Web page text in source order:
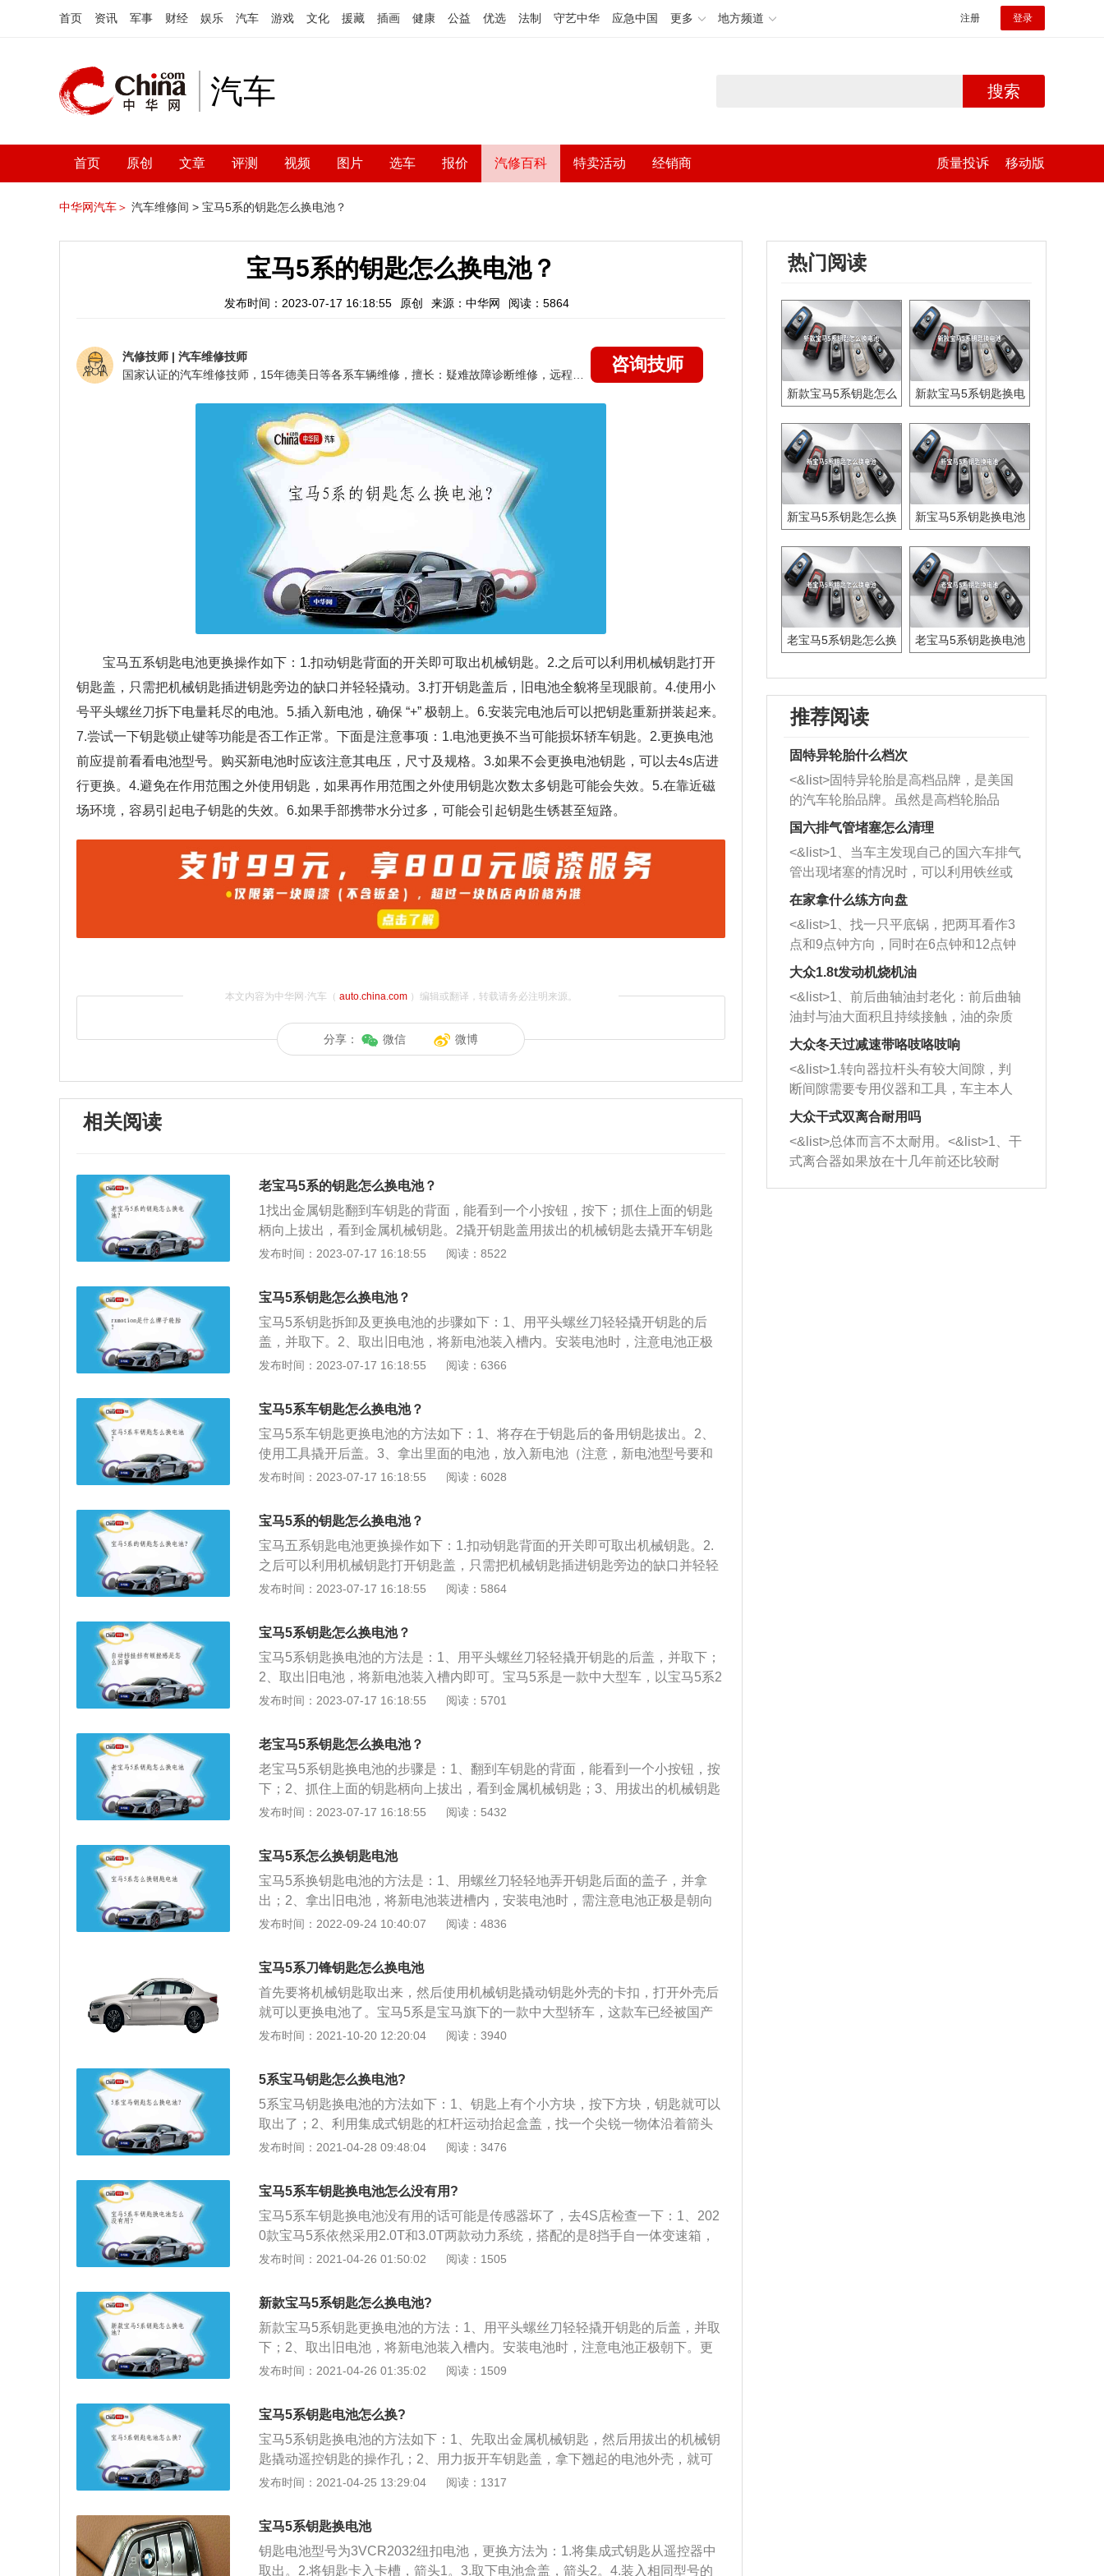
首页 资讯 军事 财经 娱乐 汽车 游戏 文化 援藏 插画 健康 公益 优选 法制 守艺中华 应急中国 更多 地方频道 注册 登录
汽车 搜索
首页 原创 文章 评测 视频 图片 选车 报价 汽修百科 特卖活动 经销商 质量投诉 移动版
中华网汽车＞ 汽车维修间 > 宝马5系的钥匙怎么换电池？
宝马5系的钥匙怎么换电池？
发布时间：2023-07-17 16:18:55 原创 来源：中华网 阅读：5864
汽修技师 | 汽车维修技师
咨询技师
宝马五系钥匙电池更换操作如下：1.扣动钥匙背面的开关即可取出机械钥匙。2.之后可以利用机械钥匙打开
钥匙盖，只需把机械钥匙插进钥匙旁边的缺口并轻轻撬动。3.打开钥匙盖后，旧电池全貌将呈现眼前。4.使用小
号平头螺丝刀拆下电量耗尽的电池。5.插入新电池，确保 “+” 极朝上。6.安装完电池后可以把钥匙重新拼装起来。
7.尝试一下钥匙锁止键等功能是否工作正常。下面是注意事项：1.电池更换不当可能损坏轿车钥匙。2.更换电池
前应提前看看电池型号。购买新电池时应该注意其电压，尺寸及规格。3.如果不会更换电池钥匙，可以去4s店进
行更换。4.避免在作用范围之外使用钥匙，如果再作用范围之外使用钥匙次数太多钥匙可能会失效。5.在靠近磁
场环境，容易引起电子钥匙的失效。6.如果手部携带水分过多，可能会引起钥匙生锈甚至短路。
本文内容为中华网·汽车（ auto.china.com）编辑或翻译，转载请务必注明来源。
分享： 微信 微博
相关阅读
老宝马5系的钥匙怎么换电池？
1找出金属钥匙翻到车钥匙的背面，能看到一个小按钮，按下；抓住上面的钥匙
柄向上拔出，看到金属机械钥匙。2撬开钥匙盖用拔出的机械钥匙去撬开车钥匙
盖，出现缝后，稍微用力就能扳开。3完成更换取下旧电池，换上新电池；将车
发布时间：2023-07-17 16:18:55 阅读：8522
宝马5系钥匙怎么换电池？
宝马5系钥匙拆卸及更换电池的步骤如下：1、用平头螺丝刀轻轻撬开钥匙的后
盖，并取下。2、取出旧电池，将新电池装入槽内。安装电池时，注意电池正极
朝下。更换电池。3、安装钥匙后盖。安装完毕后，确认钥匙各按钮是否能够正
可能无法正常工作。经常将智能车钥匙和手机放在一起不可避免会导致智能车钥
匙出现失灵现象，因为智能钥匙中的芯片有时会受到手机频率的干扰，可能导致
钥匙的遥控功能暂时失灵。
发布时间：2023-07-17 16:18:55 阅读：6366
宝马5系车钥匙怎么换电池？
宝马5系车钥匙更换电池的方法如下：1、将存在于钥匙后的备用钥匙拔出。2、
使用工具撬开后盖。3、拿出里面的电池，放入新电池（注意，新电池型号要和
旧电池一致）。4、盖上后盖，装回备用钥匙。车钥匙使用注意事项如下：1、由
作。经常将智能车钥匙和手机放在一起不可避免会导致智能车钥匙出现失灵现
象，因为智能钥匙中的芯片有时会受到手机频率的干扰，可能导致钥匙的遥控功
能暂时失灵。2、智能车钥匙的电池寿命大约在1年左右。由于车钥匙使用的频率
不同，电池的消耗量也就不同;不同距离使用车钥匙，耗费的电量会有所不同。
3、钥匙是金属制品，智能钥匙与金属物品相接触或者被金属物品所覆盖有可能
发布时间：2023-07-17 16:18:55 阅读：6028
宝马5系的钥匙怎么换电池？
宝马五系钥匙电池更换操作如下：1.扣动钥匙背面的开关即可取出机械钥匙。2.
之后可以利用机械钥匙打开钥匙盖，只需把机械钥匙插进钥匙旁边的缺口并轻轻
撬动。3.打开钥匙盖后，旧电池全貌将呈现眼前。4.使用小号平头螺丝刀拆下电
拼装起来。7.尝试一下钥匙锁止键等功能是否工作正常。下面是注意事项：1.电
池更换不当可能损坏轿车钥匙。2.更换电池前应提前看看电池型号。购买新电池
时应该注意其电压，尺寸及规格。3.如果不会更换电池钥匙，可以去4s店进行更
换。4.避免在作用范围之外使用钥匙，如果再作用范围之外使用钥匙次数太多钥
匙可能会失效。5.在靠近磁场环境，容易引起电子钥匙的失效。6.如果手部携带
发布时间：2023-07-17 16:18:55 阅读：5864
宝马5系钥匙怎么换电池？
宝马5系钥匙换电池的方法是：1、用平头螺丝刀轻轻撬开钥匙的后盖，并取下；
2、取出旧电池，将新电池装入槽内即可。宝马5系是一款中大型车，以宝马5系2
021款525Li豪华套装为例，其车身尺寸是：长5106毫米、宽1868毫米、高1500
列4缸发动机，最大马力是184匹，与其匹配的是8挡手自一体变速箱。
发布时间：2023-07-17 16:18:55 阅读：5701
老宝马5系钥匙怎么换电池？
老宝马5系钥匙换电池的步骤是：1、翻到车钥匙的背面，能看到一个小按钮，按
下；2、抓住上面的钥匙柄向上拔出，看到金属机械钥匙；3、用拔出的机械钥匙
去撬开车钥匙盖，出现缝后，稍微用力就能扳开；4、取下旧电池，换上新电
涡轮增压发动机，匹配8挡手自一体变速箱，最大功率为135KW，最大扭矩为29
发布时间：2023-07-17 16:18:55 阅读：5432
宝马5系怎么换钥匙电池
宝马5系换钥匙电池的方法是：1、用螺丝刀轻轻地弄开钥匙后面的盖子，并拿
出；2、拿出旧电池，将新电池装进槽内，安装电池时，需注意电池正极是朝向
下面的，换电池；3、安装钥匙以后盖上后盖。宝马钥匙大体上分成五款，G底盘
准备好的新电池换掉就可以。F底盘和I底盘钥匙，先按一下侧边的按键，拔出来
机械钥匙，插进后盖的凹形槽中，后盖弹出把准备好的新电池换掉就可以。E底
盘钥匙不用换电池，只需将它放进开启插曹后会自行充电。对于宝马的液晶钥
匙，不用拆下来换，它能经过匹配的充电线，或是车载手扶箱里面的无线充电模
式来进行充电。
发布时间：2022-09-24 10:40:07 阅读：4836
宝马5系刀锋钥匙怎么换电池
首先要将机械钥匙取出来，然后使用机械钥匙撬动钥匙外壳的卡扣，打开外壳后
就可以更换电池了。宝马5系是宝马旗下的一款中大型轿车，这款车已经被国产
了，国产版车型都是长轴距版车型。国产版宝马5系的轴距为3105毫米，长宽高
是低功率版2.0升涡轮增压发动机，另一款是高功率版2.0升涡轮增压发动机。低
功率版2.0升涡轮增压发动机最大功率为135kw，最大功率转速为5000到6500转
每分钟，最大扭矩为290牛米，最大扭矩转速为1350到4250转每分钟。这款发动
机搭载了缸内直喷技术，并且使用了铝合金缸盖缸体。与这款发动机匹配的是8at
变速箱。高功率版2.0升涡轮增压发动机最大功率为185kw，最大功率转速为520
钟。这款发动机搭载了缸内直喷技术，并且使用了铝合金缸盖缸体。与这款发动
机匹配的是8at变速箱。使用8at变速箱可以提高汽车的换挡平顺性和燃油经济
性。
发布时间：2021-10-20 12:20:04 阅读：3940
5系宝马钥匙怎么换电池?
5系宝马钥匙换电池的方法如下：1、钥匙上有个小方块，按下方块，钥匙就可以
取出了；2、利用集成式钥匙的杠杆运动抬起盒盖，找一个尖锐一物体沿着箭头
所示的方向按压蓄电池，将其撬出来，取出来蓄电池；3、装入新的蓄电池，一
发布时间：2021-04-28 09:48:04 阅读：3476
宝马5系车钥匙换电池怎么没有用?
宝马5系车钥匙换电池没有用的话可能是传感器坏了，去4S店检查一下：1、202
0款宝马5系依然采用2.0T和3.0T两款动力系统，搭配的是8挡手自一体变速箱，
最大功率2.0T为1.5kW和185kW，3.0T为250kW，排放满足国六B标准；2、由于
栅，开眼角的大灯灯组让找整个前脸看上去更加犀利；3、侧面超过5米的车长非
常的霸气，车尾的层次感也有所提升，用圆润饱满来形容它再合适不过了。整体
运动时尚的造型没有了老款浓厚的商务气息；4、内饰同样保持了老款的布局，
但是设计感明显要好很多，质感以及高级感丰富了不少，全液晶的仪表盘也是全
系的标配，显示内容丰富效果细腻；5、科技感营造的不错，中控悬浮式的中控
发布时间：2021-04-26 01:50:02 阅读：1505
新款宝马5系钥匙怎么换电池?
新款宝马5系钥匙更换电池的方法：1、用平头螺丝刀轻轻撬开钥匙的后盖，并取
下；2、取出旧电池，将新电池装入槽内。安装电池时，注意电池正极朝下。更
换电池；3、安装钥匙后盖。安装完毕后，确认钥匙各按钮是否能够正常工作。
发布时间：2021-04-26 01:35:02 阅读：1509
宝马5系钥匙电池怎么换?
宝马5系钥匙换电池的方法如下：1、先取出金属机械钥匙，然后用拔出的机械钥
匙撬动遥控钥匙的操作孔；2、用力扳开车钥匙盖，拿下翘起的电池外壳，就可
以看到电池；3、取下旧电池换上新电池，安装电池时，注意电池正极朝下。在
发布时间：2021-04-25 13:29:04 阅读：1317
宝马5系钥匙换电池
钥匙电池型号为3VCR2032纽扣电池，更换方法为：1.将集成式钥匙从遥控器中
取出。2.将钥匙卡入卡槽，箭头1。3.取下电池盒盖，箭头2。4.装入相同型号的
热门阅读
新款宝马5系钥匙怎么
新款宝马5系钥匙换电
新宝马5系钥匙怎么换
新宝马5系钥匙换电池
老宝马5系钥匙怎么换
老宝马5系钥匙换电池
推荐阅读
固特异轮胎什么档次
<&list>固特异轮胎是高档品牌，是美国
的汽车轮胎品牌。虽然是高档轮胎品
牌，但是中高低端的轮胎都有生产，这
也是为了更好的开拓市场。
国六排气管堵塞怎么清理
<&list>1、当车主发现自己的国六车排气
管出现堵塞的情况时，可以利用铁丝或
者是细棍，直接将杂物给取出来，如果
堵塞情况比较严重，也可以采取应急措
施。 <&list>2、直接利用木棍将所有的
杂物推到排气管里面的位置处，然后将
三元催化器拆解开，就可以将堵塞的东
西取出来。但如果是因为积碳过多引起
的堵塞，就需要将三元催化器泡在草酸
洗剂对堵塞的情况得到解决，将清洗剂
放在燃油箱中，与燃油混合后，车辆启
动时，就可以和汽油一起进入到燃烧
室，最后形成废气排出，就可以让三元
催化器得到清洗，排气管堵塞的情况就
能够得到解决。
在家拿什么练方向盘
<&list>1、找一只平底锅，把两耳看作3
点和9点钟方向，同时在6点钟和12点钟
方向做一个标记。 <&list>2、双手握住
一圈半的练习，往右同样也要打相同的
圈数。 <&list>3、最后强调要反复练
习，这样就可以形成肌肉记忆，在真实
驾驶车辆时，不需要记忆也能打好方
向。
大众1.8t发动机烧机油
<&list>1、前后曲轴油封老化：前后曲轴
油封与油大面积且持续接触，油的杂质
和发动机内持续温度变化使其密封效果
逐渐减弱，导致渗油或漏油。<&list>2、
活塞间隙过大：积碳会使活塞环与缸体
的间隙扩大，导致机油流入燃烧室中，
造成烧机油。<&list>3、机油粘度。使用
机油粘度过小的话，同样会有烧机油现
象，机油粘度过小具有很好的流动性，
大众冬天过减速带咯吱咯吱响
<&list>1.转向器拉杆头有较大间隙，判
断间隙需要专用仪器和工具，车主本人
无法制作，需要将车辆送到修理厂或4s
店；<&list>2.车辆半轴套管防尘罩破
裂，破裂后会出现漏油现象，使半轴磨
损严重，磨损的半轴容易损坏，产生异
响；<&list>3.稳定器的转向胶套和球头
大众干式双离合耐用吗
<&list>总体而言不太耐用。<&list>1、干
式离合器如果放在十几年前还比较耐